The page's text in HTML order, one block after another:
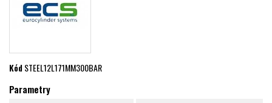
KódSTEEL12L171MM300BAR
Parametry